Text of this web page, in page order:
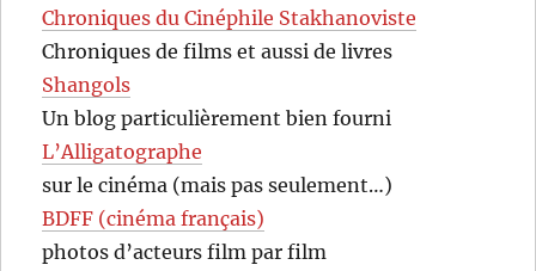
Chroniques du Cinéphile Stakhanoviste
Chroniques de films et aussi de livres
Shangols
Un blog particulièrement bien fourni
L’Alligatographe
sur le cinéma (mais pas seulement…)
BDFF (cinéma français)
photos d’acteurs film par film